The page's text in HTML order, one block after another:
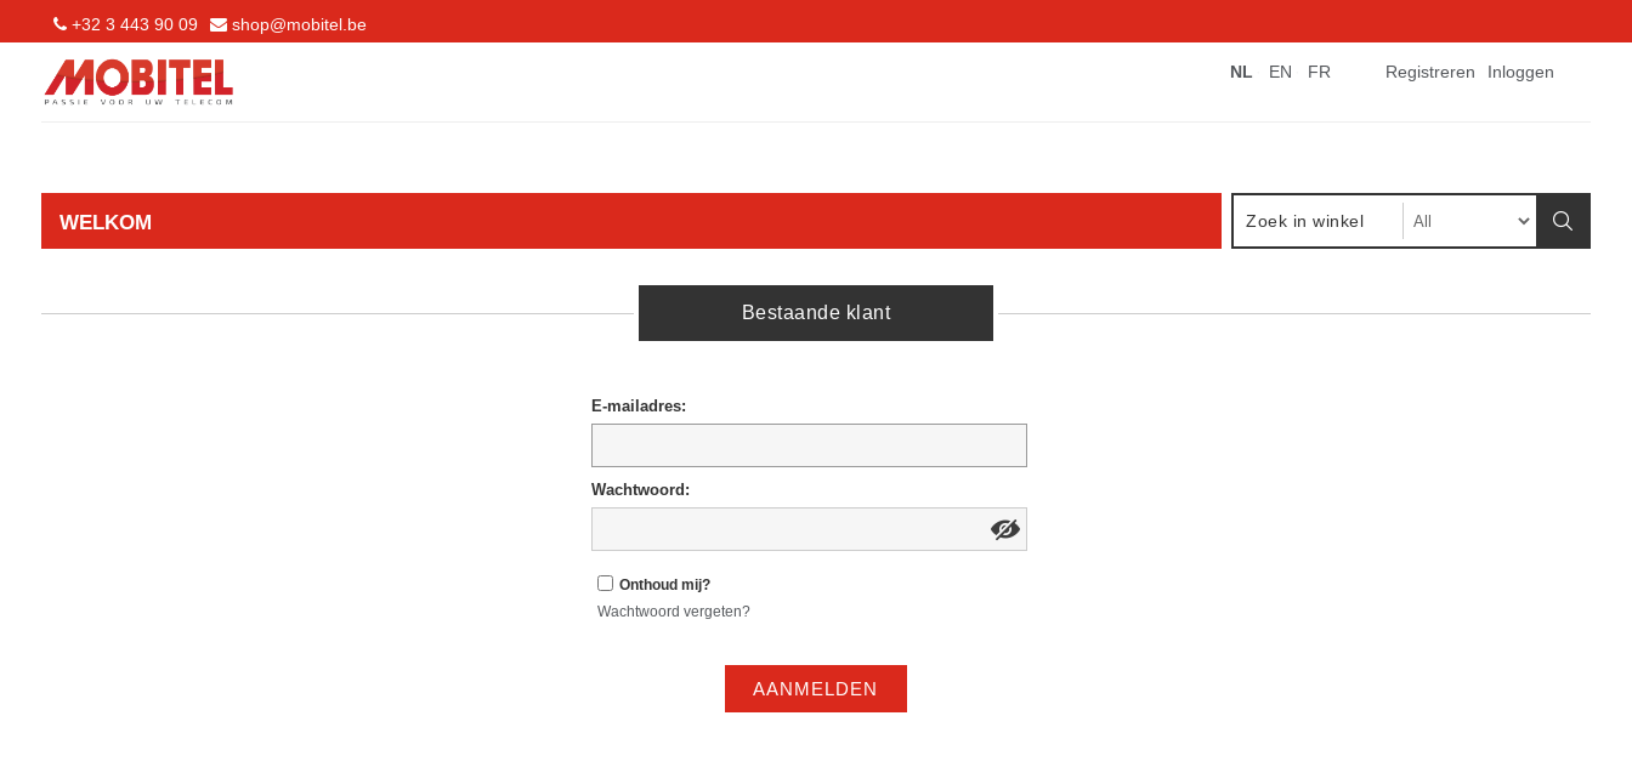
+32 3 443 90 09 shop@mobitel.be
Registreren Inloggen
NL EN FR
WELKOM
Bestaande klant
E-mailadres:
Wachtwoord:
Onthoud mij?
Wachtwoord vergeten?
AANMELDEN